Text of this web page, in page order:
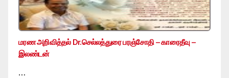
மரண அறிவித்தல் Dr.செல்லத்துரை பரஞ்சோதி – காரைதீவு –
இலண்டன்
…